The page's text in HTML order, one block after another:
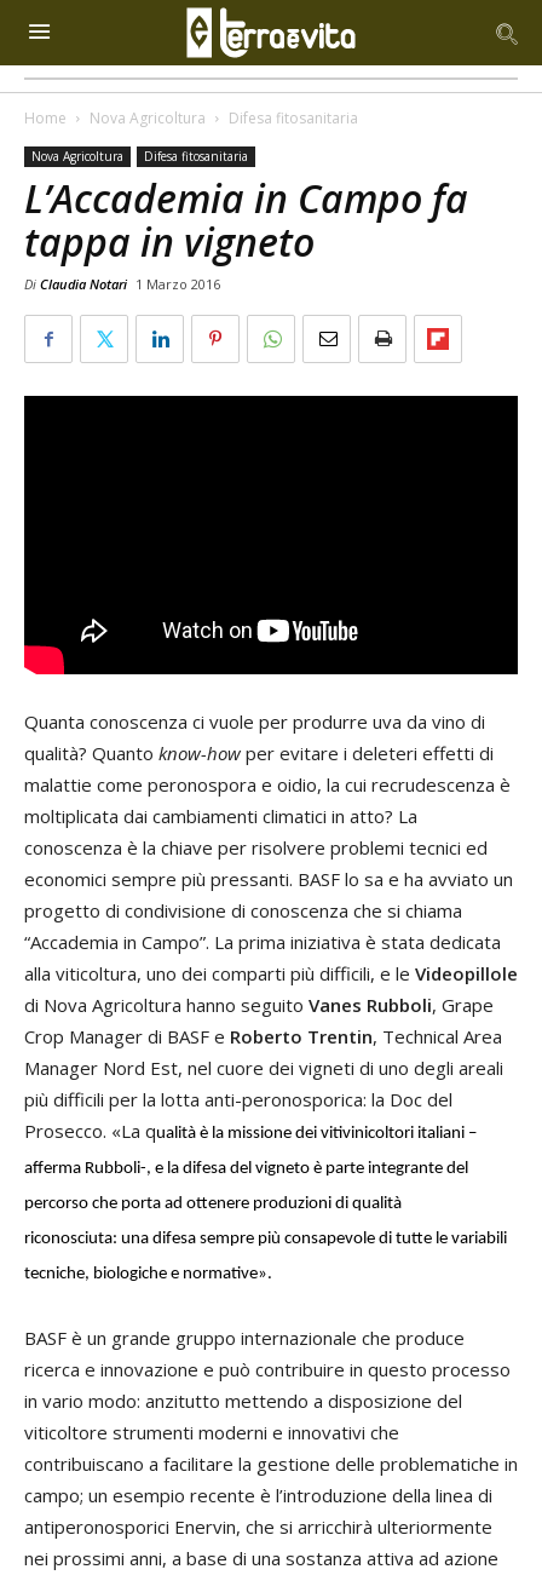
Home Nova Agricoltura Difesa fitosanitaria
Nova Agricoltura Difesa fitosanitaria
L’Accademia in Campo fa
tappa in vigneto
Di Claudia Notari 1 Marzo 2016
Quanta conoscenza ci vuole per produrre uva da vino di
qualità? Quanto know-how per evitare i deleteri effetti di
malattie come peronospora e oidio, la cui recrudescenza è
moltiplicata dai cambiamenti climatici in atto? La
conoscenza è la chiave per risolvere problemi tecnici ed
economici sempre più pressanti. BASF lo sa e ha avviato un
progetto di condivisione di conoscenza che si chiama
“Accademia in Campo”. La prima iniziativa è stata dedicata
alla viticoltura, uno dei comparti più difficili, e le Videopillole
di Nova Agricoltura hanno seguito Vanes Rubboli, Grape
Crop Manager di BASF e Roberto Trentin, Technical Area
Manager Nord Est, nel cuore dei vigneti di uno degli areali
più difficili per la lotta anti-peronosporica: la Doc del
Prosecco. «La qualità è la missione dei vitivinicoltori italiani –
afferma Rubboli-, e la difesa del vigneto è parte integrante del
percorso che porta ad ottenere produzioni di qualità
riconosciuta: una difesa sempre più consapevole di tutte le variabili
tecniche, biologiche e normative».
BASF è un grande gruppo internazionale che produce
ricerca e innovazione e può contribuire in questo processo
in vario modo: anzitutto mettendo a disposizione del
viticoltore strumenti moderni e innovativi che
contribuiscano a facilitare la gestione delle problematiche in
campo; un esempio recente è l’introduzione della linea di
antiperonosporici Enervin, che si arricchirà ulteriormente
nei prossimi anni, a base di una sostanza attiva ad azione